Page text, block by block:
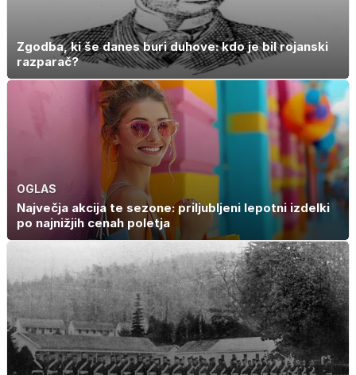
Zgodba, ki še danes buri duhove: kdo je bil rojanski
razparač?
OGLAS
Največja akcija te sezone: priljubljeni lepotni izdelki
po najnižjih cenah poletja